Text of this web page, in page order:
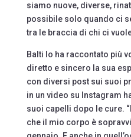
siamo nuove, diverse,
possibile solo quando ci
tra le braccia di chi ci
Balti lo ha raccontato più
diretto e sincero la sua
con diversi post sui suoi
in un video su Instagram
suoi capelli dopo le cure.
che il mio corpo è